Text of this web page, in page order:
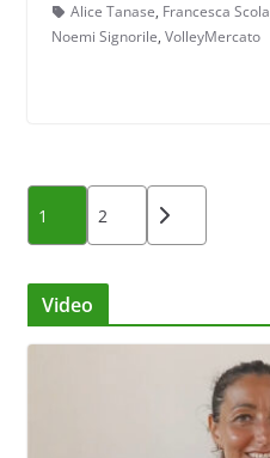
Alice Tanase, Francesca Scola
Noemi Signorile, VolleyMercato
Paginazione
degli
articoli
1 2
Video